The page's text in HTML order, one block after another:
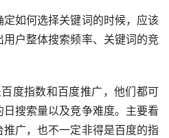
如何选择关键词的时候，应该
户整体搜索频率、关键词的竞
度指数和百度推广，他们都可
搜索量以及竞争难度。主要看
广，也不一定非得是百度的指